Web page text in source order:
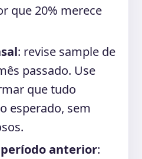
que 20% merece
: revise sample de
passado. Use
que tudo
esperado, sem
anterior: